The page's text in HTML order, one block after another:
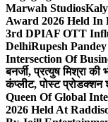
Marwah Studios
Award 2026 Held In
3rd DPIAF OTT
DelhiRupesh
Intersection Of
बनर्जी, प्रत्युष मिश्रा
कंप्लीट, पोस्ट
Queen Of Global
2026 Held At